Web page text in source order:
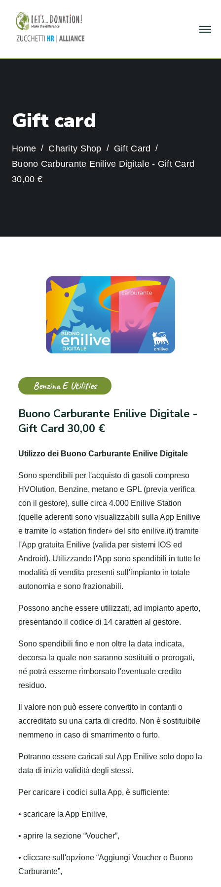
Gift card
Home Charity Shop
Gift Card
Buono Carburante Enilive Digitale - Gift Card
30,00 €
Benzina E Utilities
Buono Carburante Enilive Digitale -
Gift Card 30,00 €
Utilizzo dei Buono Carburante Enilive Digitale
Sono spendibili per l'acquisto di gasoli compreso
HVOlution, Benzine, metano e GPL (previa verifica
con il gestore), sulle circa 4.000 Enilive Station
(quelle aderenti sono visualizzabili sulla App Enilive
e tramite lo «station finder» del sito enilive.it) tramite
l'App gratuita Enilive (valida per sistemi IOS ed
Android). Utilizzando l'App sono spendibili in tutte le
modalità di vendita presenti sull'impianto in totale
autonomia e sono frazionabili.
Possono anche essere utilizzati, ad impianto aperto,
presentando il codice di 14 caratteri al gestore.
Sono spendibili fino e non oltre la data indicata,
decorsa la quale non saranno sostituiti o prorogati,
né potrà esserne rimborsato l'eventuale credito
residuo.
Il valore non può essere convertito in contanti o
accreditato su una carta di credito. Non è sostituibile
nemmeno in caso di smarrimento o furto.
Potranno essere caricati sul App Enilive solo dopo la
data di inizio validità degli stessi.
Per caricare i codici sulla App, è sufficiente:
• scaricare la App Enilive,
• aprire la sezione “Voucher”,
• cliccare sull'opzione “Aggiungi Voucher o Buono
Carburante”,